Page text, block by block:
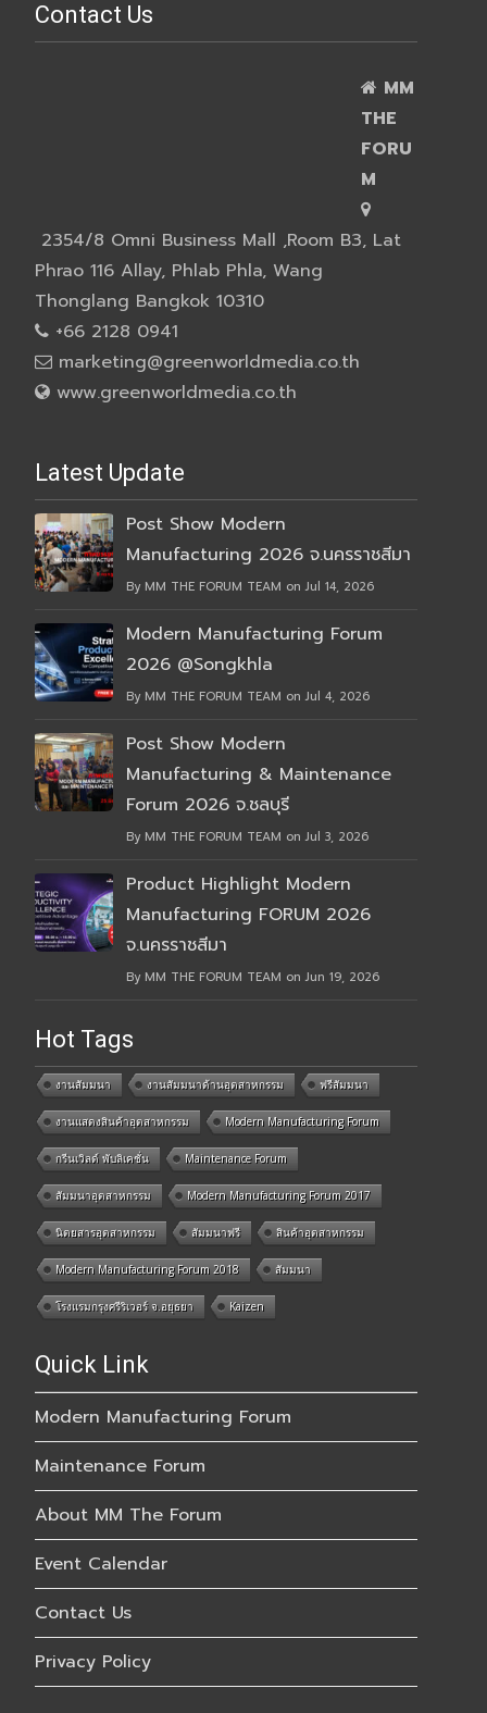
Contact Us
MM
THE
FORU
M
2354/8 Omni Business Mall ,Room B3, Lat
Phrao 116 Allay, Phlab Phla, Wang
Thonglang Bangkok 10310
+66 2128 0941
marketing@greenworldmedia.co.th
www.greenworldmedia.co.th
Latest Update
Post Show Modern
Manufacturing 2026 จ.นครราชสีมา
By MM THE FORUM TEAM on Jul 14, 2026
Modern Manufacturing Forum
2026 @Songkhla
By MM THE FORUM TEAM on Jul 4, 2026
Post Show Modern
Manufacturing & Maintenance
Forum 2026 จ.ชลบุรี
By MM THE FORUM TEAM on Jul 3, 2026
Product Highlight Modern
Manufacturing FORUM 2026
จ.นครราชสีมา
By MM THE FORUM TEAM on Jun 19, 2026
Hot Tags
งานสัมมนา งานสัมมนาด้านอุตสาหกรรม ฟรีสัมมนา
งานแสดงสินค้าอุตสาหกรรม Modern Manufacturing Forum
กรีนเวิลด์ พับลิเคชั่น Maintenance Forum
สัมมนาอุตสาหกรรม Modern Manufacturing Forum 2017
นิตยสารอุตสาหกรรม สัมมนาฟรี สินค้าอุตสาหกรรม
Modern Manufacturing Forum 2018 สัมมนา
โรงแรมกรุงศรีริเวอร์ จ.อยุธยา Kaizen
Quick Link
Modern Manufacturing Forum
Maintenance Forum
About MM The Forum
Event Calendar
Contact Us
Privacy Policy